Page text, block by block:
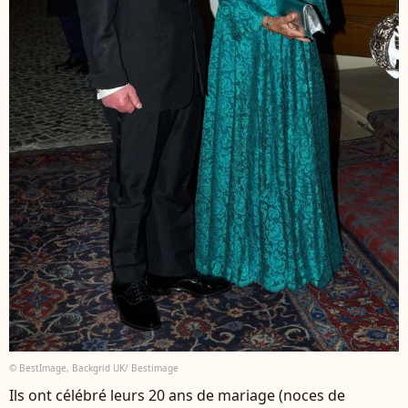
© BestImage, Backgrid UK/ Bestimage
Ils ont célébré leurs 20 ans de mariage (noces de